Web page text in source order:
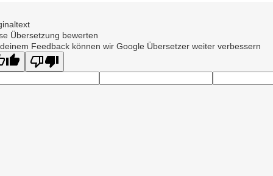
Übersetzung bewerten
Feedback können wir Google Übersetzer weiter verbessern